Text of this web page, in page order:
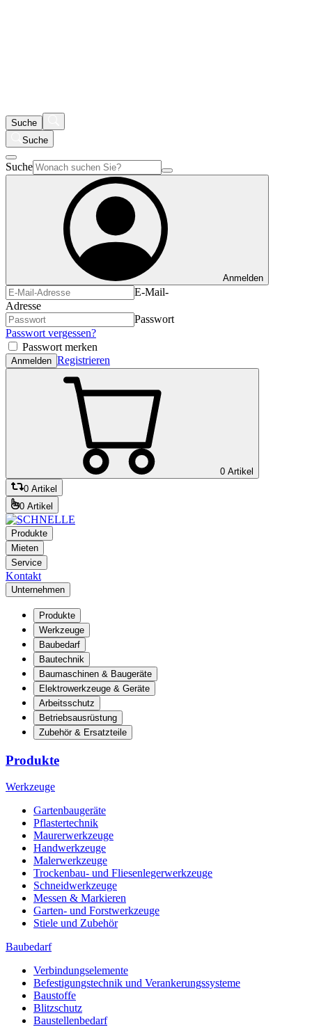
Suche
Suche
Suche
Anmelden
E-Mail-
Adresse
Passwort
Passwort vergessen?
Passwort merken
Anmelden Registrieren
0 Artikel
0 Artikel
0 Artikel
Produkte
Mieten
Service
Kontakt
Unternehmen
Produkte
Werkzeuge
Baubedarf
Bautechnik
Baumaschinen & Baugeräte
Elektrowerkzeuge & Geräte
Arbeitsschutz
Betriebsausrüstung
Zubehör & Ersatzteile
Produkte
Werkzeuge
Gartenbaugeräte
Pflastertechnik
Maurerwerkzeuge
Handwerkzeuge
Malerwerkzeuge
Trockenbau- und Fliesenlegerwerkzeuge
Schneidwerkzeuge
Messen & Markieren
Garten- und Forstwerkzeuge
Stiele und Zubehör
Baubedarf
Verbindungselemente
Befestigungstechnik und Verankerungssysteme
Baustoffe
Blitzschutz
Baustellenbedarf